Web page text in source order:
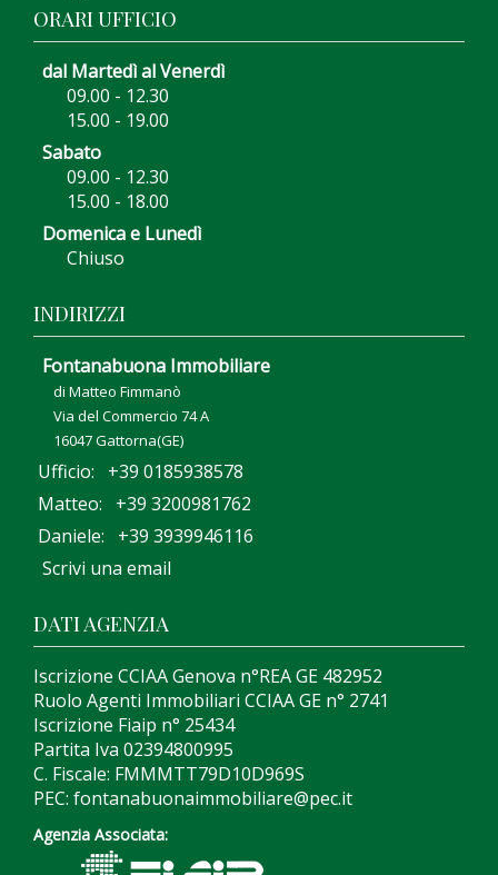
ORARI UFFICIO
dal Martedì al Venerdì
09.00 - 12.30
15.00 - 19.00
Sabato
09.00 - 12.30
15.00 - 18.00
Domenica e Lunedì
Chiuso
INDIRIZZI
Fontanabuona Immobiliare
di Matteo Fimmanò
Via del Commercio 74 A
16047 Gattorna(GE)
Ufficio: +39 0185938578
Matteo: +39 3200981762
Daniele: +39 3939946116
Scrivi una email
DATI AGENZIA
Iscrizione CCIAA Genova n°REA GE 482952
Ruolo Agenti Immobiliari CCIAA GE n° 2741
Iscrizione Fiaip n° 25434
Partita Iva 02394800995
C. Fiscale: FMMMTT79D10D969S
PEC: fontanabuonaimmobiliare@pec.it
Agenzia Associata: